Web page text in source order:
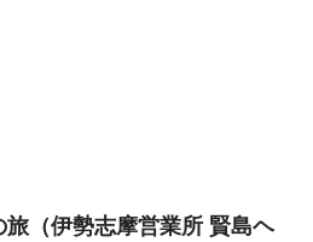
（伊勢志摩営業所 賢島ヘ